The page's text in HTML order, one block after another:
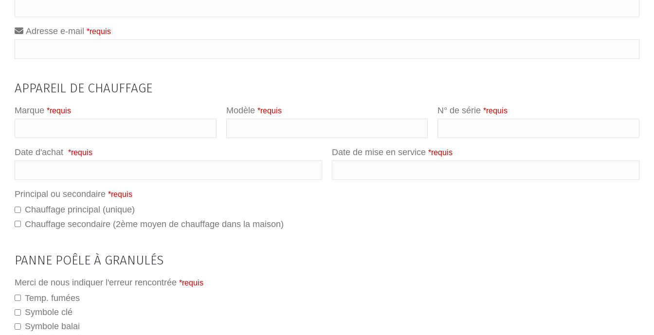
Adresse e-mail *requis
APPAREIL DE CHAUFFAGE
Marque *requis Modèle *requis N° de série *requis
Date d'achat *requis Date de mise en service *requis
Principal ou secondaire *requis
Chauffage principal (unique)
Chauffage secondaire (2ème moyen de chauffage dans la maison)
PANNE POÊLE À GRANULÉS
Merci de nous indiquer l'erreur rencontrée *requis
Temp. fumées
Symbole clé
Symbole balai